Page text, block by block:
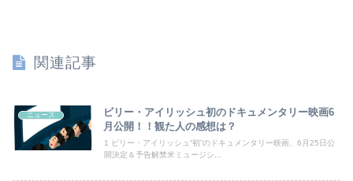
退職してしばらく経った頃、元職場の取引先から連絡が来た。話を聞くと納得できない内容で…
【悲報】週間少年ジャンプの「グッズ(43億円分)」を注文し全てキャンセルした女逮捕ｗｗｗｗｗｗｗｗ
関連記事
ニュース
ビリー・アイリッシュ初のドキュメンタリー映画6
月公開！！観た人の感想は？
1 ビリー・アイリッシュ“初”のドキュメンタリー映画、6月25日公
開決定＆予告解禁米ミュージシ...